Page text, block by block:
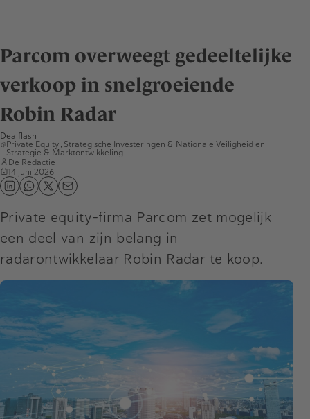
Parcom overweegt gedeeltelijke
verkoop in snelgroeiende
Robin Radar
Dealflash
Private Equity , Strategische Investeringen & Nationale Veiligheid en
Strategie & Marktontwikkeling
De Redactie
14 juni 2026
Private equity-firma Parcom zet mogelijk
een deel van zijn belang in
radarontwikkelaar Robin Radar te koop.